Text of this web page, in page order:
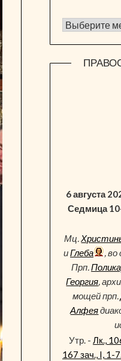
Архив
6 августа
Седмица
Мц.
иГлеба
,
Прп.
Георгия,
мощей прп.
Алфея
Утр. - Лк.,
167 зач., I, 1-